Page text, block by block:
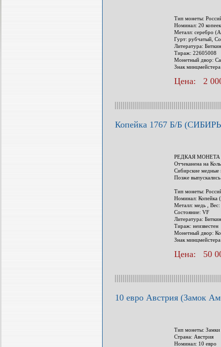
Тип монеты:
Номинал: 20 копеек
Металл: серебро
Гурт: рубчатый,
Литература:
Тираж: 22605008
Монетный двор:
Знак
Цена: 2
Копейка 1767 Б/Б
РЕДКАЯ МОНЕТА
Отчеканена на
Сибирские медные
Позже
Тип монеты:
Номинал: Копейка
Металл: медь ,
Состояние: VF
Литература:
Тираж: неизвестен
Монетный двор:
Знак
Цена: 50
10 евро Австрия (Замок
Тип монеты: Замки
Страна: Австрия
Номинал: 10 евро